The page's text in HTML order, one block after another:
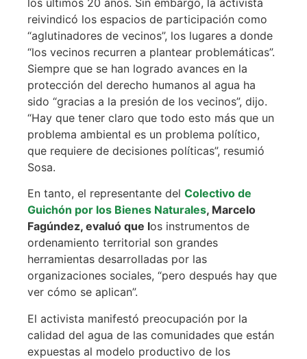
reivindicó los espacios de participación como
“aglutinadores de vecinos”, los lugares a donde
“los vecinos recurren a plantear problemáticas”.
Siempre que se han logrado avances en la
protección del derecho humanos al agua ha
sido “gracias a la presión de los vecinos”, dijo.
“Hay que tener claro que todo esto más que un
problema ambiental es un problema político,
que requiere de decisiones políticas”, resumió
Sosa.
En tanto, el representante del Colectivo de
Guichón por los Bienes Naturales, Marcelo
Fagúndez, evaluó que los instrumentos de
ordenamiento territorial son grandes
herramientas desarrolladas por las
organizaciones sociales, “pero después hay que
ver cómo se aplican”.
El activista manifestó preocupación por la
calidad del agua de las comunidades que están
expuestas al modelo productivo de los